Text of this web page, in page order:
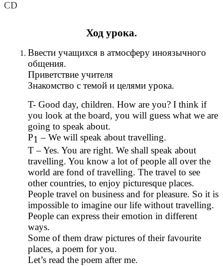
CD
Ход урока.
Ввести учащихся в атмосферу иноязычного
общения.
Приветствие учителя
Знакомство с темой и целями урока.
T- Good day, children. How are you? I think if
you look at the board, you will guess what we are
going to speak about.
P1 – We will speak about travelling.
T – Yes. You are right. We shаll speak about
travelling. You know a lot of people all over the
world are fond of travelling. The travel to see
other countries, to enjoy picturesque places.
People travel on business and for pleasure. So it is
impossible to imagine our life without travelling.
People can express their emotion in different
ways.
Some of them draw pictures of their favourite
places, a poem for you.
Let’s read the poem after me.